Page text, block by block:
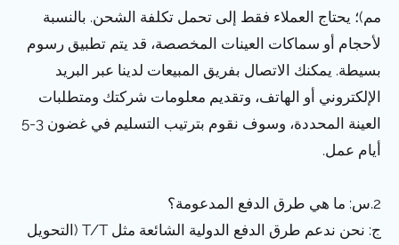
مم)؛ يحتاج العملاء فقط إلى تحمل تكلفة الشحن. بالنسبة
لأحجام أو سماكات العينات المخصصة، قد يتم تطبيق رسوم
بسيطة. يمكنك الاتصال بفريق المبيعات لدينا عبر البريد
الإلكتروني أو الهاتف، وتقديم معلومات شركتك ومتطلبات
العينة المحددة، وسوف نقوم بترتيب التسليم في غضون 3-5
أيام عمل.
2.س: ما هي طرق الدفع المدعومة؟
ج: نحن ندعم طرق الدفع الدولية الشائعة مثل T/T (التحويل